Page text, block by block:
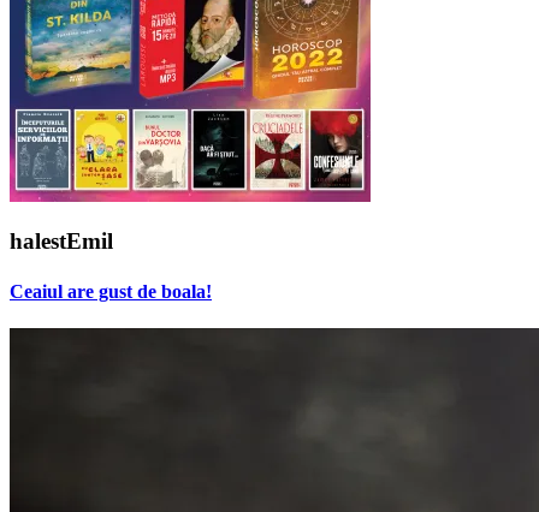
halestEmil
Ceaiul are gust de boala!